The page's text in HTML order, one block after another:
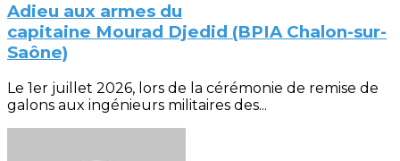
Adieu aux armes du
capitaine Mourad Djedid (BPIA Chalon-sur-
Saône)
Le 1er juillet 2026, lors de la cérémonie de remise de
galons aux ingénieurs militaires des...